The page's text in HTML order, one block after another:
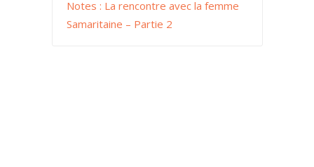
Notes : La rencontre avec la femme
Samaritaine – Partie 2